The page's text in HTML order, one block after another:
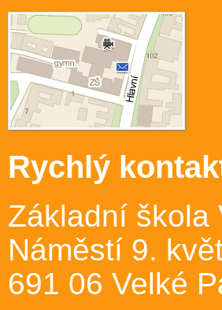
Rychlý
Základní škola
Náměstí 9.
691 06 Velké